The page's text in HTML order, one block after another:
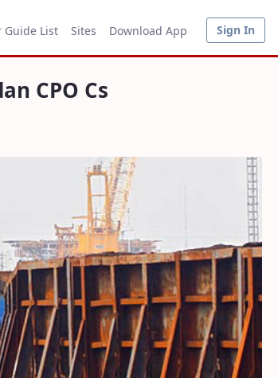
Guide List Sites Download App Sign In
CPO Cs